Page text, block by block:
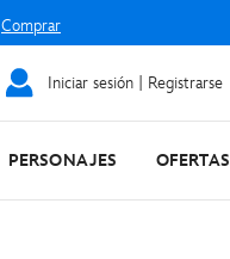
Comprar
Iniciar sesión | Registrarse
PERSONAJES OFERTAS